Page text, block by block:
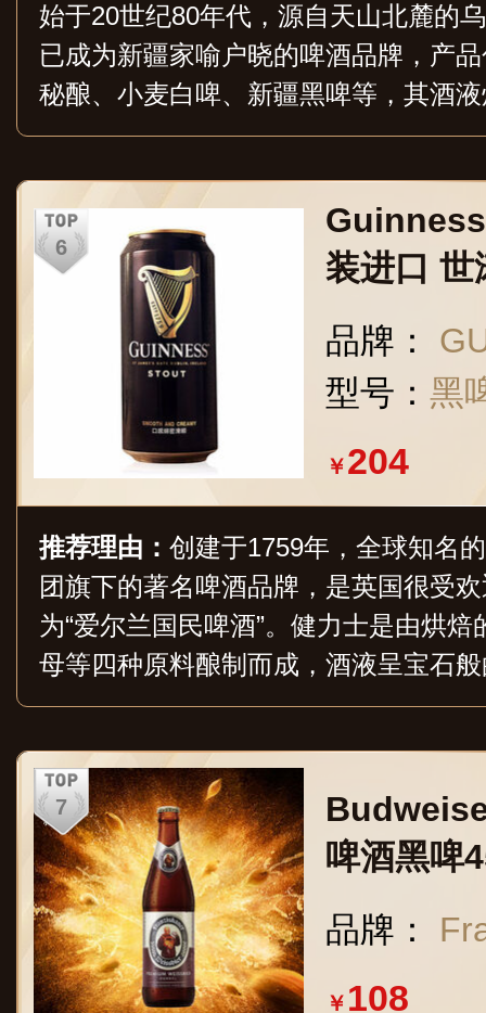
始于20世纪80年代，源自天山北麓的
已成为新疆家喻户晓的啤酒品牌，产
秘酿、小麦白啤、新疆黑啤等，其酒
浓郁、泡沫洁白细腻、口味醇厚柔顺
装进口 世
l*24听整
品牌：
型号： 黑
￥204
推荐理由： 创建于1759年，全球知名
团旗下的著名啤酒品牌，是英国很受
为“爱尔兰国民啤酒”。健力士是由烘
母等四种原料酿制而成，酒液呈宝石
口感绵密、顺滑醇和，带有浓郁的烘
啤酒黑啤
味小麦啤
品牌：
￥ 108